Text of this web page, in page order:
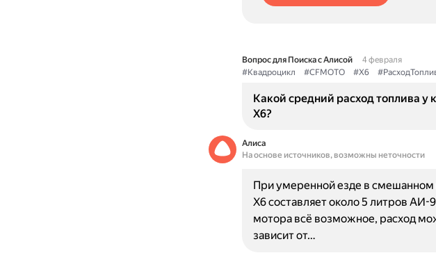
Вопрос для Поиска с Алисой
4 февраля
#Квадроцикл
#CFMOTO #X6
Какой средний расход топлива у
X6?
Алиса
На основе источников, возможны неточности
При умеренной езде в смешанном
X6 составляет около 5 литров АИ-
мотора всё возможное, расход
зависит от…